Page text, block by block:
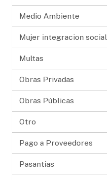
Medio Ambiente
Mujer integracion social
Multas
Obras Privadas
Obras Públicas
Otro
Pago a Proveedores
Pasantias